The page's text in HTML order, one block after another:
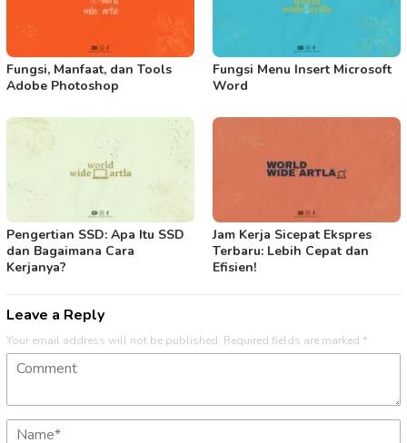
Fungsi, Manfaat, dan Tools
Adobe Photoshop
Fungsi Menu Insert Microsoft
Word
Pengertian SSD: Apa Itu SSD
dan Bagaimana Cara
Kerjanya?
Jam Kerja Sicepat Ekspres
Terbaru: Lebih Cepat dan
Efisien!
Leave a Reply
Your email address will not be published. Required fields are marked *